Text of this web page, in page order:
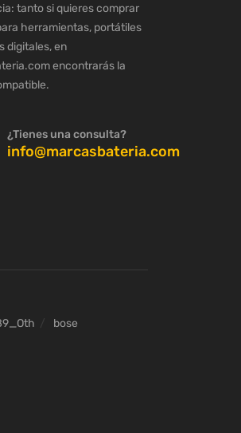
tanto si quieres comprar
herramientas, portátiles
digitales, en
encontrarás la
¿Tienes una consulta?
info@marcasbateria.com
bose